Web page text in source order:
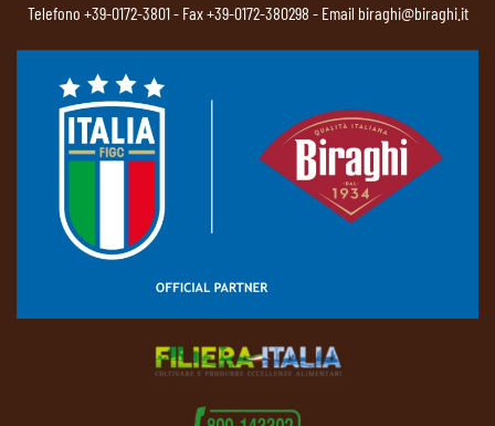
Telefono +39-0172-3801- Fax +39-0172-380298 - Email biraghi@biraghi.it